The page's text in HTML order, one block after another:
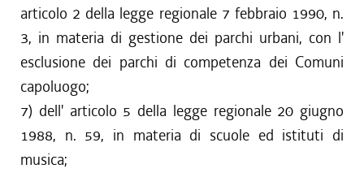
articolo 2 della legge regionale 7 febbraio 1990, n.
3, in materia di gestione dei parchi urbani, con l'
esclusione dei parchi di competenza dei Comuni
capoluogo;
7) dell' articolo 5 della legge regionale 20 giugno
1988, n. 59, in materia di scuole ed istituti di
musica;